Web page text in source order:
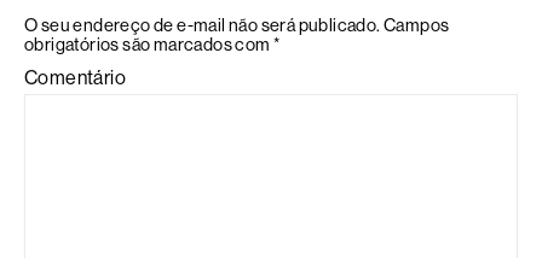
O seu endereço de e-mail não será publicado. Campos
obrigatórios são marcados com *
Comentário